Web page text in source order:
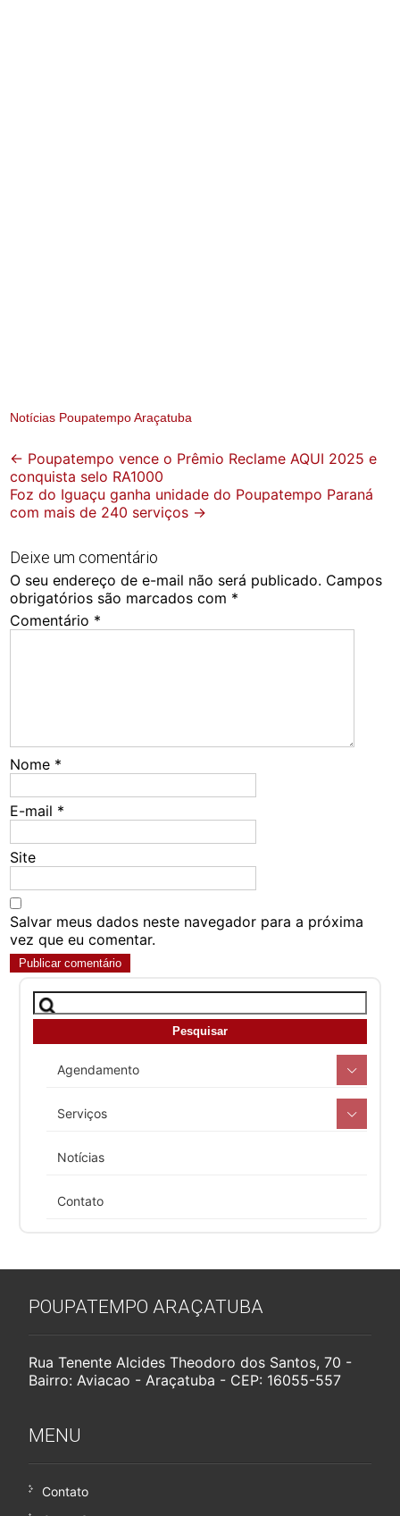
Notícias Poupatempo Araçatuba
Post
navigation
← Poupatempo vence o Prêmio Reclame AQUI 2025 e
conquista selo RA1000
Foz do Iguaçu ganha unidade do Poupatempo Paraná
com mais de 240 serviços →
Deixe um comentário
O seu endereço de e-mail não será publicado. Campos
obrigatórios são marcados com *
Comentário *
Nome *
E-mail *
Site
Salvar meus dados neste navegador para a próxima
vez que eu comentar.
Agendamento
Serviços
Notícias
Contato
POUPATEMPO ARAÇATUBA
Rua Tenente Alcides Theodoro dos Santos, 70 -
Bairro: Aviacao - Araçatuba - CEP: 16055-557
MENU
Contato